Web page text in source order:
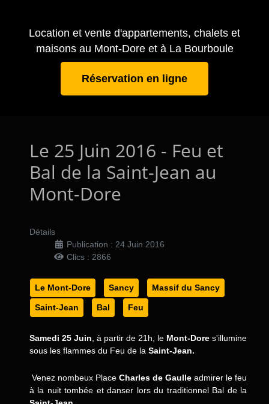
Location et vente d'appartements, chalets et
maisons au Mont-Dore et à La Bourboule
Réservation en ligne
Le 25 Juin 2016 - Feu et
Bal de la Saint-Jean au
Mont-Dore
Détails
Publication : 24 Juin 2016
Clics : 2866
Le Mont-Dore Sancy Massif du Sancy
Saint-Jean Bal Feu
Samedi 25 Juin , à partir de 21h, le Mont-Dore s'illumine
sous les flammes du Feu de la Saint-Jean.
Venez nombeux Place Charles de Gaulle admirer le feu
à la nuit tombée et danser lors du traditionnel Bal de la